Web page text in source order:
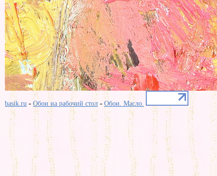
basik.ru - Обои на рабочий стол - Обои. Масло.